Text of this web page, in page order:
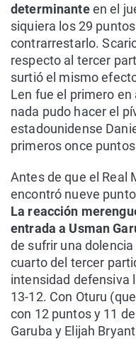
determinanteen el
siquiera los 29
contrarrestarlo.
respecto al tercer
surtió el mismo
Len fue el primero
nada pudo hacer el
estadounidense
primeros once
Antes de que el Real
encontró nueve
La reacción
entrada a Usman
de sufrir una
cuarto del tercer
intensidad defensiva
13-12. Con Oturu
con 12 puntos y 11
Garuba y Elijah